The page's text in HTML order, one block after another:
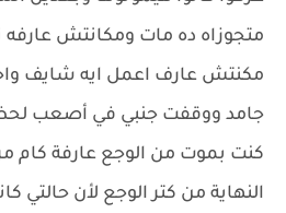
متجوزاه ده مات ومكانتش
مكنتش عارف اعمل ايه شايف
جامد ووقفت جنبي في أصعب
كنت بموت من الوجع عارفة كام
النهاية من كتر الوجع لأن